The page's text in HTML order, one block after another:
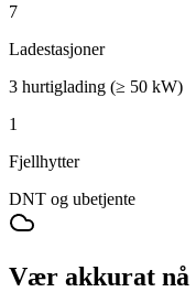
7
Ladestasjoner
3 hurtiglading (≥ 50 kW)
1
Fjellhytter
DNT og ubetjente
Vær akkurat nå